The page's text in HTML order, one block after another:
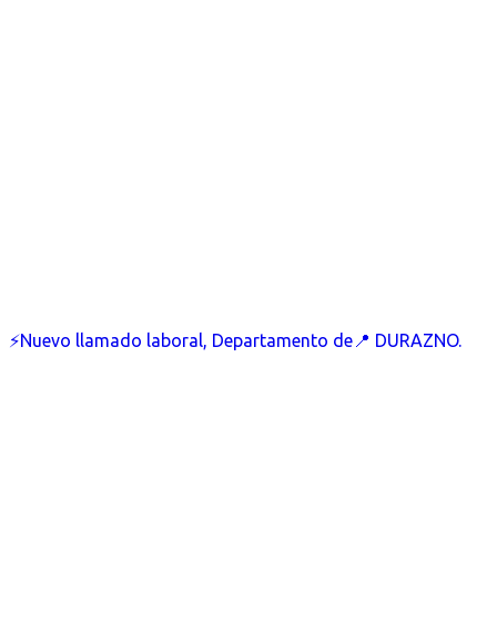
⚡Nuevo llamado laboral, Departamento de📍 DURAZNO.